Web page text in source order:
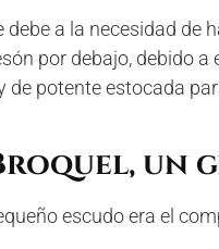
debe a la necesidad de
por debajo, debido
de potente estocada
un
escudo era el